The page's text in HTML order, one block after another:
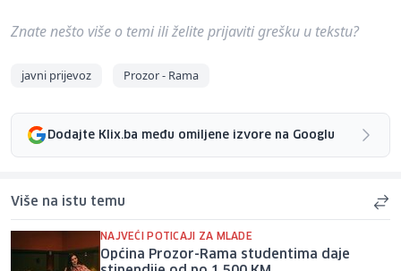
Znate nešto više o temi ili želite prijaviti grešku u tekstu?
javni prijevoz Prozor - Rama
Dodajte Klix.ba među omiljene izvore na Googlu
Više na istu temu
NAJVEĆI POTICAJI ZA MLADE
Općina Prozor-Rama studentima daje